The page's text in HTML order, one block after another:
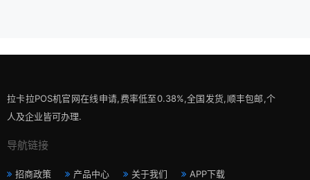
拉卡拉POS机官网在线申请,费率低至0.38%,全国发货,顺丰包邮,个
人及企业皆可办理.
导航链接
招商政策 产品中心 关于我们 APP下载